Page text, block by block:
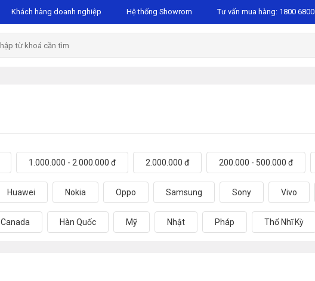
Khách hàng doanh nghiệp Hệ thống Showrom Tư vấn mua hàng: 1800 6800
1.000.000 - 2.000.000 đ 2.000.000 đ 200.000 - 500.000 đ
Huawei Nokia Oppo Samsung Sony Vivo
Canada Hàn Quốc Mỹ Nhật Pháp Thổ Nhĩ Kỳ